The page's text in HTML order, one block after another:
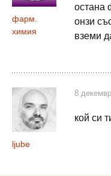
фарм.
химия
остана
онзи
вземи
ljube
8
кой си